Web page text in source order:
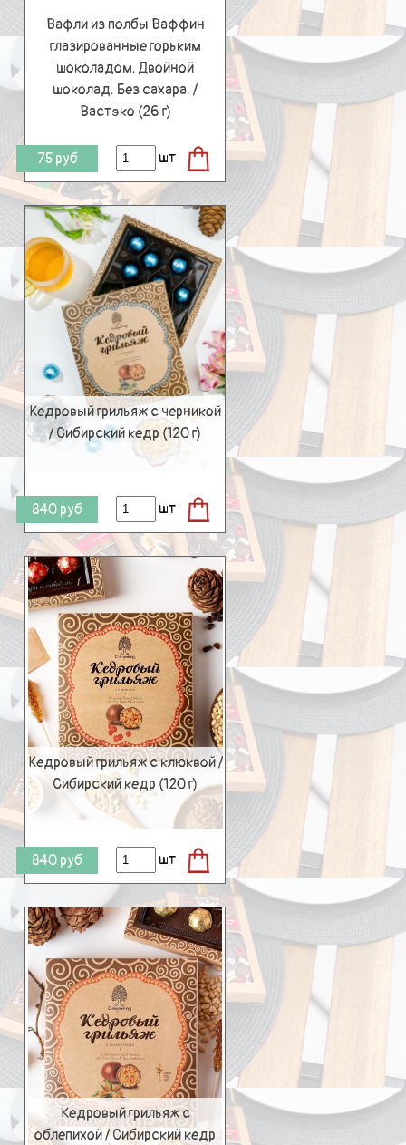
Вафли из полбы Ваффин
глазированные горьким
шоколадом. Двойной
шоколад. Без сахара. /
Вастэко (26 г)
75 руб шт
Кедровый грильяж с черникой
/ Сибирский кедр (120 г)
840 руб шт
Кедровый грильяж с клюквой /
Сибирский кедр (120 г)
840 руб шт
Кедровый грильяж с
облепихой / Сибирский кедр